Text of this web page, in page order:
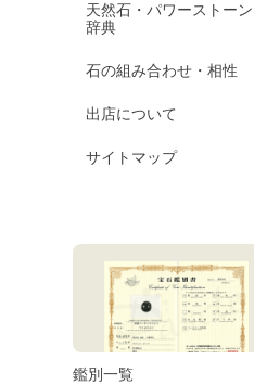
天然石・パワーストーン
辞典
石の組み合わせ・相性
出店について
サイトマップ
鑑別一覧